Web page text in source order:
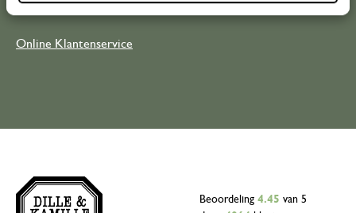
Online Klantenservice
Beoordeling 4.45 van 5